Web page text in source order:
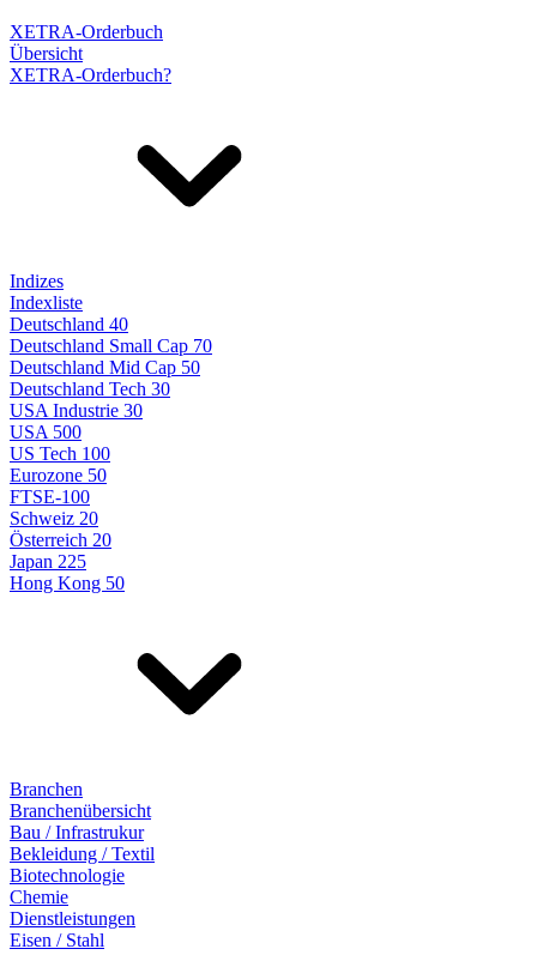
XETRA-Orderbuch
Übersicht
XETRA-Orderbuch?
Indizes
Indexliste
Deutschland 40
Deutschland Small Cap 70
Deutschland Mid Cap 50
Deutschland Tech 30
USA Industrie 30
USA 500
US Tech 100
Eurozone 50
FTSE-100
Schweiz 20
Österreich 20
Japan 225
Hong Kong 50
Branchen
Branchenübersicht
Bau / Infrastrukur
Bekleidung / Textil
Biotechnologie
Chemie
Dienstleistungen
Eisen / Stahl